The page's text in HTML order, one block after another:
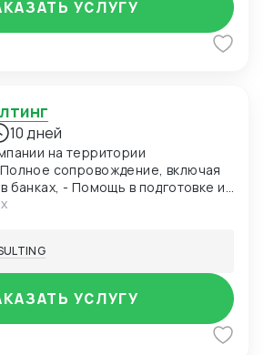
УСЛУГУ
10 дней
на территории
сопровождение, включая
в подготовке и
при получении ВНЖ -
разрешения на работу в
сопровождение
(договора, инвойсы, акты). -
и составлении документов
Получение справок,
лицензий и сертификатов, - Бизнес консалтинг
УСЛУГУ